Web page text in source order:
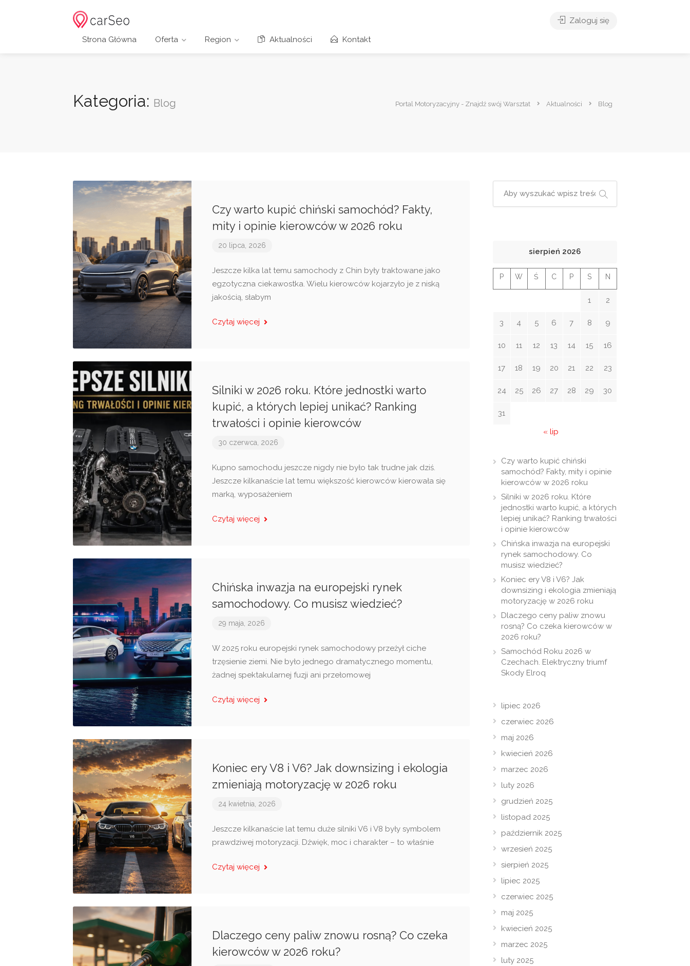
Strona Główna Oferta Region Aktualności Kontakt
Zaloguj się
Kategoria: Blog Portal Motoryzacyjny - Znajdź swój Warsztat Aktualności Blog
Czy warto kupić chiński samochód? Fakty,
mity i opinie kierowców w 2026 roku
20 lipca, 2026
Jeszcze kilka lat temu samochody z Chin były traktowane jako
egzotyczna ciekawostka. Wielu kierowców kojarzyło je z niską
jakością, słabym
Czytaj więcej
Silniki w 2026 roku. Które jednostki warto
kupić, a których lepiej unikać? Ranking
trwałości i opinie kierowców
30 czerwca, 2026
Kupno samochodu jeszcze nigdy nie było tak trudne jak dziś.
Jeszcze kilkanaście lat temu większość kierowców kierowała się
marką, wyposażeniem
Czytaj więcej
Chińska inwazja na europejski rynek
samochodowy. Co musisz wiedzieć?
29 maja, 2026
W 2025 roku europejski rynek samochodowy przeżył ciche
trzęsienie ziemi. Nie było jednego dramatycznego momentu,
żadnej spektakularnej fuzji ani przełomowej
Czytaj więcej
Koniec ery V8 i V6? Jak downsizing i ekologia
zmieniają motoryzację w 2026 roku
24 kwietnia, 2026
Jeszcze kilkanaście lat temu duże silniki V6 i V8 były symbolem
prawdziwej motoryzacji. Dźwięk, moc i charakter – to właśnie
Czytaj więcej
Dlaczego ceny paliw znowu rosną? Co czeka
kierowców w 2026 roku?
sierpień 2026
P W Ś C P S N
1 2
3 4 5 6 7 8 9
10 11 12 13 14 15 16
17 18 19 20 21 22 23
24 25 26 27 28 29 30
31
« lip
Czy warto kupić chiński
samochód? Fakty, mity i opinie
kierowców w 2026 roku
Silniki w 2026 roku. Które
jednostki warto kupić, a których
lepiej unikać? Ranking trwałości
i opinie kierowców
Chińska inwazja na europejski
rynek samochodowy. Co
musisz wiedzieć?
Koniec ery V8 i V6? Jak
downsizing i ekologia zmieniają
motoryzację w 2026 roku
Dlaczego ceny paliw znowu
rosną? Co czeka kierowców w
2026 roku?
Samochód Roku 2026 w
Czechach. Elektryczny triumf
Skody Elroq
lipiec 2026
czerwiec 2026
maj 2026
kwiecień 2026
marzec 2026
luty 2026
grudzień 2025
listopad 2025
październik 2025
wrzesień 2025
sierpień 2025
lipiec 2025
czerwiec 2025
maj 2025
kwiecień 2025
marzec 2025
luty 2025